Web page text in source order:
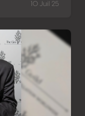
10 Juil 25
prestigieuse Gin Guild